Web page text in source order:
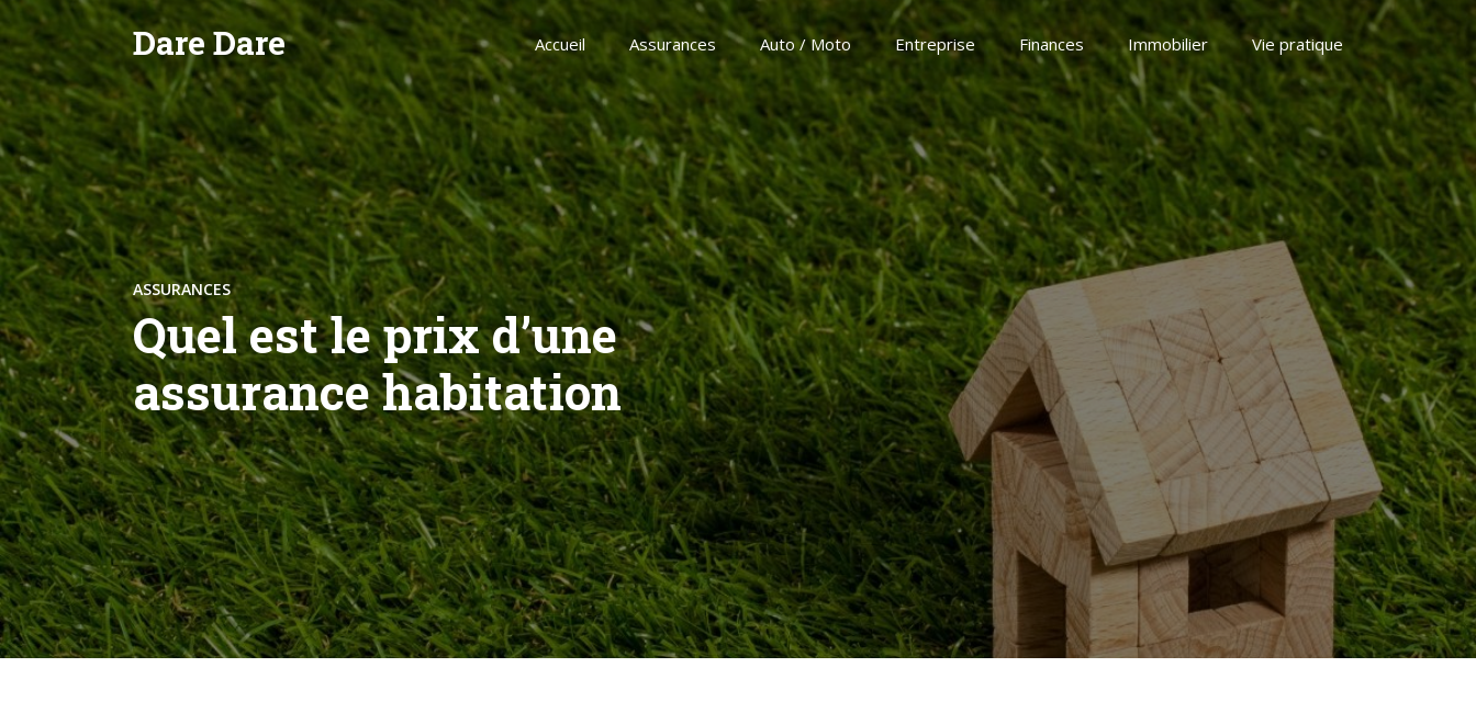
Dare Dare Accueil Assurances Auto / Moto Entreprise Finances Immobilier Vie pratique
ASSURANCES
Quel est le prix d’une
assurance habitation